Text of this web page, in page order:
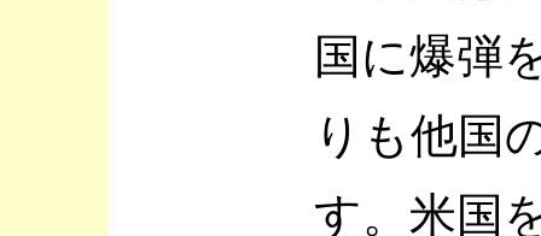
国に爆弾
りも他国
す。米国